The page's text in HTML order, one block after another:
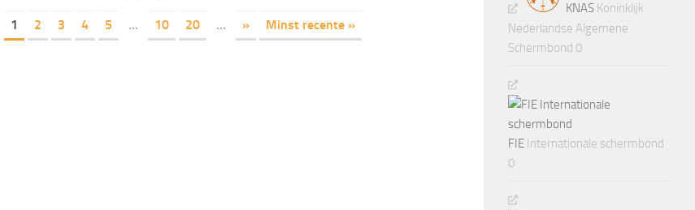
1 2 3 4 5 ... 10 20 ... » Minst recente »
KNAS Koninklijk
Nederlandse Algemene
Schermbond 0
FIE Internationale schermbond
0